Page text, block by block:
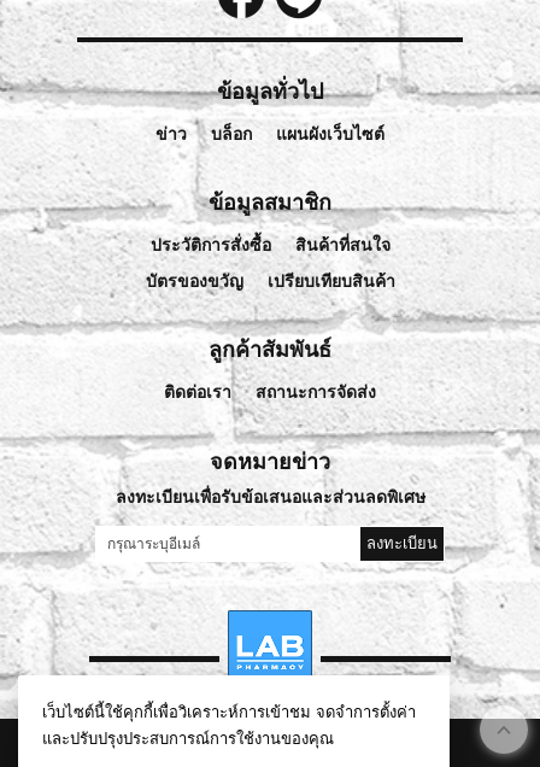
ข้อมูลทั่วไป
ข่าว บล็อก แผนผังเว็บไซต์
ข้อมูลสมาชิก
ประวัติการสั่งซื้อ
สินค้าที่สนใจ
บัตรของขวัญ
เปรียบเทียบสินค้า
ลูกค้าสัมพันธ์
ติดต่อเรา สถานะการจัดส่ง
จดหมายข่าว
ลงทะเบียนเพื่อรับข้อเสนอและส่วนลดพิเศษ
ลงทะเบียน
©2026lablivehealthy.com All Rights Reserved.
เว็บไซต์นี้ใช้คุกกี้เพื่อวิเคราะห์การเข้าชม จดจำการตั้งค่า
และปรับปรุงประสบการณ์การใช้งานของคุณ